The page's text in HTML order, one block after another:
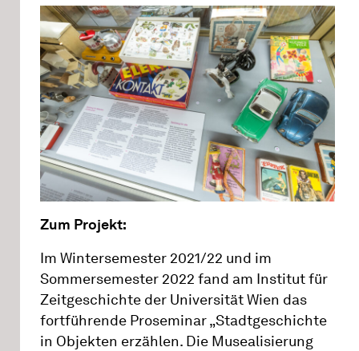
Zum Projekt:
Im Wintersemester 2021/22 und im
Sommersemester 2022 fand am Institut für
Zeitgeschichte der Universität Wien das
fortführende Proseminar „Stadtgeschichte
in Objekten erzählen. Die Musealisierung